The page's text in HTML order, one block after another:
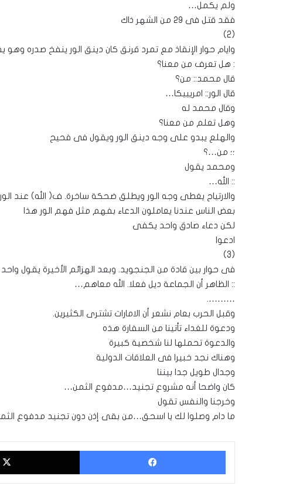
ولم يكمل…
فقد قتل فى ٢٩ من الشهر ذاك
(2)
وايام حوار الإنقاذ مع تمرد قرنق كان دينق الور ينفخ صدره
: هل تعرف من معنا؟
قال محمد:: من؟
قال الور:: امريييكا…
وقال محمد له
وهل تعلم من معنا؟
والهلع يبدو على وجه دينق الور ويقول فى فحيح
؛؛ من…؟
ومحمد يقول
:: الله…
والارتياح يغطى وجه الور ويطلق ضحكة ساخرة. ف( الله) عند الور
بعض الناس عندنا يعاملون الدعاء بفهم مثل فهم الور هذا
لكن دعاء صادق واحد يكفى
ادعوا
(3)
فى حوار بين قادة من الجنجويد. وبعد الهزائم الأخيرة يقول واحد
:: الظاهر أن الجماعة ديل فعلا. الله معاهم…
……….
وقبل الحرب بعام نشعر أن الامارات تشترى الكثيرين.
ودعوة للغداء تأتينا من السفارة هذه
والدعوة تحملها لنا شخصية كبيرة
وهناك نجد خبيرا فى العلاقات الدولية
وجدال طويل جدا بيننا
كان واضحا أنه مشروع تجنيد…مدفوع الثمن…
وخرجنا والنفس تقول
ما دام وصلوا لك يا اسحق…من بقى إذن دون تجنيد مدفوع
فيسبوك